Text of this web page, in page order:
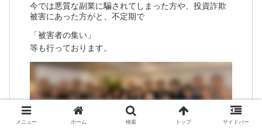
今では悪質な副業に騙されてしまった方や、投資詐欺
被害にあった方がと、不定期で
「被害者の集い」
等も行っております。
メニュー ホーム 検索 トップ サイドバー